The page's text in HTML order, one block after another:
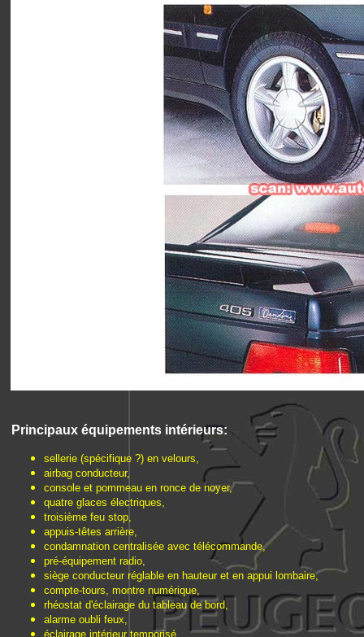
Principaux équipements intérieurs:
sellerie (spécifique ?) en velours,
airbag conducteur,
console et pommeau en ronce de noyer,
quatre glaces électriques,
troisième feu stop,
appuis-têtes arrière,
condamnation centralisée avec télécommande,
pré-équipement radio,
siège conducteur réglable en hauteur et en appui lombaire,
compte-tours, montre numérique,
rhéostat d'éclairage du tableau de bord,
alarme oubli feux,
éclairage intérieur temporisé.